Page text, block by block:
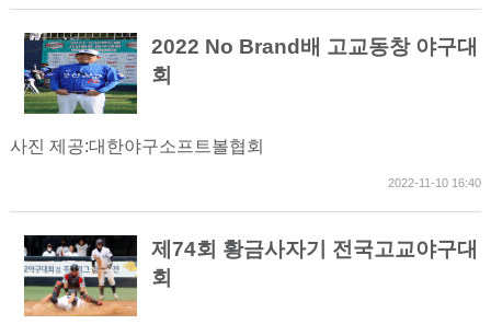
2022 No Brand배 고교동창 야구대
회
사진 제공:대한야구소프트볼협회
2022-11-10 16:40
제74회 황금사자기 전국고교야구대
회